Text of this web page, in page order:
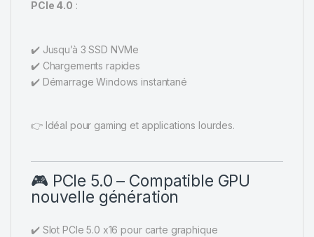
PCIe 4.0 :
✔️ Jusqu’à 3 SSD NVMe
✔️ Chargements rapides
✔️ Démarrage Windows instantané
👉 Idéal pour gaming et applications lourdes.
🎮 PCIe 5.0 – Compatible GPU
nouvelle génération
✔️ Slot PCIe 5.0 x16 pour carte graphique